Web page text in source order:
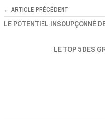
← ARTICLE PRÉCÉDENT
LE POTENTIEL INSOUPÇONNÉ
LE TOP 5 DES